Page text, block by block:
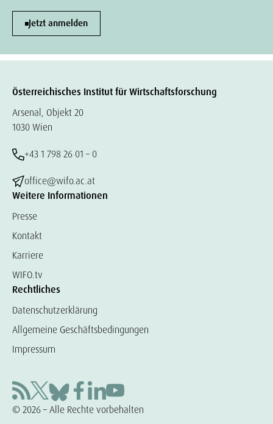
Jetzt anmelden
Österreichisches Institut für Wirtschaftsforschung
Arsenal, Objekt 20
1030 Wien
+43 1 798 26 01 – 0
office@wifo.ac.at
Weitere Informationen
Presse
Kontakt
Karriere
WIFO.tv
Rechtliches
Datenschutzerklärung
Allgemeine Geschäftsbedingungen
Impressum
© 2026 – Alle Rechte vorbehalten